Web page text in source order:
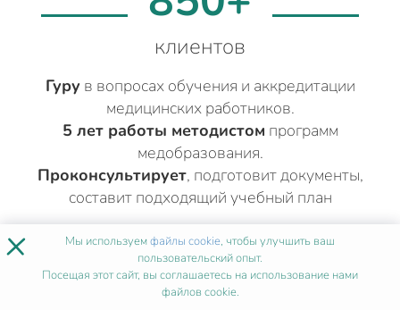
клиентов
Гуру в вопросах обучения и аккредитации
медицинских работников.
5 лет работы методистом программ
медобразования.
Проконсультирует, подготовит документы,
составит подходящий учебный план
ДРУГИЕ МЕДИЦИНСКИЕ КУРСЫ
ЭНДОСКОПИЯВ МОСКВЕ
× Мы используемфайлы cookie, чтобы улучшить ваш
пользовательский опыт.
Посещая этот сайт, вы соглашаетесь на использование нами
файлов cookie.